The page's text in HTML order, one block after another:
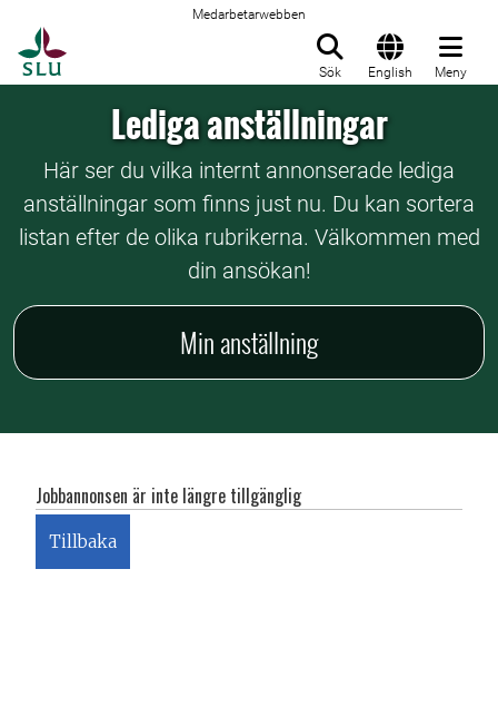
Medarbetarwebben
Sök English Meny
Lediga anställningar
Här ser du vilka internt annonserade lediga
anställningar som finns just nu. Du kan sortera
listan efter de olika rubrikerna. Välkommen med
din ansökan!
Min anställning